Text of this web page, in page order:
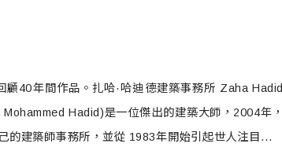
40年間作品。扎哈·哈迪德建築事務所 Zaha Hadid
Hadid)是一位傑出的建築大師，2004年，
建築師事務所，並從 1983年開始引起世人注目，例